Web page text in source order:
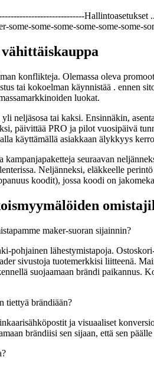
some-some-some-some-some-
konflikteja. Olemassa oleva
tai kokoelman käynnistää . ennen
luokat.
neljäsosa tai kaksi. Ensinnäkin,
päivittää PRO ja pilot vuosipäivä
käyttämällä asiakkaan älykkyys
seuraavan
Neljänneksi, eläkkeelle
koodit), jossa koodi on
maker-suoran sijainnin?
pohjainen lähestymistapoja.
sivustoja tuotemerkkisi liitteenä.
suojaamaan brändi paikannus.
tiettyä brändiään?
ja visuaaliset
brändiisi sen sijaan, että sen